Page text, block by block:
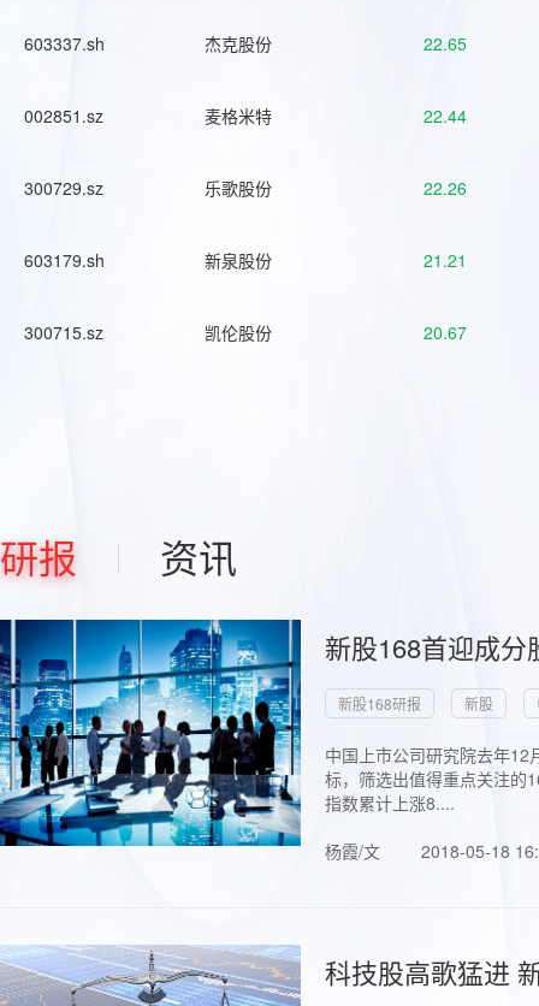
603337.sh 杰克股份 22.65
002851.sz 麦格米特 22.44
300729.sz 乐歌股份 22.26
603179.sh 新泉股份 21.21
300715.sz 凯伦股份 20.67
研报 资讯
新股168首迎成
新股168研报 新股
中国上市公司研究院去年
标，筛选出值得重点关注的
指数累计上涨8....
杨霞/文
2018-05-18
科技股高歌猛进